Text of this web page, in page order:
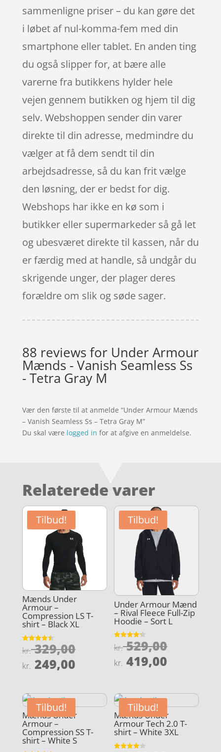
sammenligne priser – du kan gøre det
i løbet af nul-komma-fem med din
smartphone eller tablet. En anden ting
du også slipper for, at bære alle
varerne fra butikkens hylder hele
vejen gennem butikken og hjem til dig
selv. Webshoppen sender din varer
direkte til din adresse, medmindre du
vælger at få dem sendt til din
arbejdsadresse, så du kan frit vælge
den løsning, der er bedst for dig.
Webshops har ikke en kø som i
butikker eller supermarkeder så gå let
og ubesværet direkte til kassen, når du
er færdig med at handle, så undgår du
skrigende unger, der plager deres
forældre om slik og søde sager.
88 reviews for Under Armour
Mænds - Vanish Seamless Ss
- Tetra Gray M
Vær den første til at anmelde “Under Armour Mænds
– Vanish Seamless Ss – Tetra Gray M”
Du skal være logged in for at afgive en anmeldelse.
Relaterede varer
Tilbud!
Mænds Under
Armour –
Compression LS T-
shirt – Black XL
Vurderet
4.5
kr.329,00Den
oprindelige
kr. 329,00.
kr. 249,00Den
pris
er:
kr. 249,00.
Tilbud!
Under Armour Mænd
– Rival Fleece Full-Zip
Hoodie – Sort L
Vurderet
4.2
kr.529,00Den
kr.
kr. 419,00
er:
kr.
Tilbud!
Mænds Under
Armour –
Compression SS T-
shirt – White S
Tilbud!
Mænds Under
Armour Tech 2.0 T-
shirt – White 3XL